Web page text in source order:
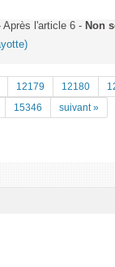
l'article 6 - Non
12179 12180
15346 suivant »